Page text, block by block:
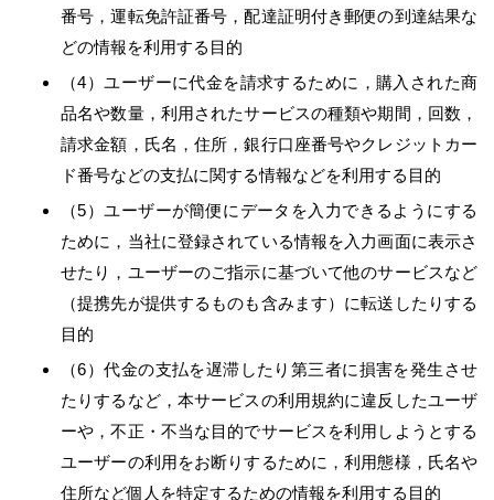
番号，運転免許証番号，配達証明付き郵便の到達結果な
どの情報を利用する目的
（4）ユーザーに代金を請求するために，購入された商
品名や数量，利用されたサービスの種類や期間，回数，
請求金額，氏名，住所，銀行口座番号やクレジットカー
ド番号などの支払に関する情報などを利用する目的
（5）ユーザーが簡便にデータを入力できるようにする
ために，当社に登録されている情報を入力画面に表示さ
せたり，ユーザーのご指示に基づいて他のサービスなど
（提携先が提供するものも含みます）に転送したりする
目的
（6）代金の支払を遅滞したり第三者に損害を発生させ
たりするなど，本サービスの利用規約に違反したユーザ
ーや，不正・不当な目的でサービスを利用しようとする
ユーザーの利用をお断りするために，利用態様，氏名や
住所など個人を特定するための情報を利用する目的